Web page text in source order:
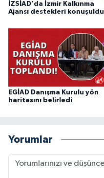
İZSİAD'da İzmir Kalkınma
Ajansı destekleri konuşuldu
EGİAD Danışma Kurulu yön
haritasını belirledi
Yorumlar